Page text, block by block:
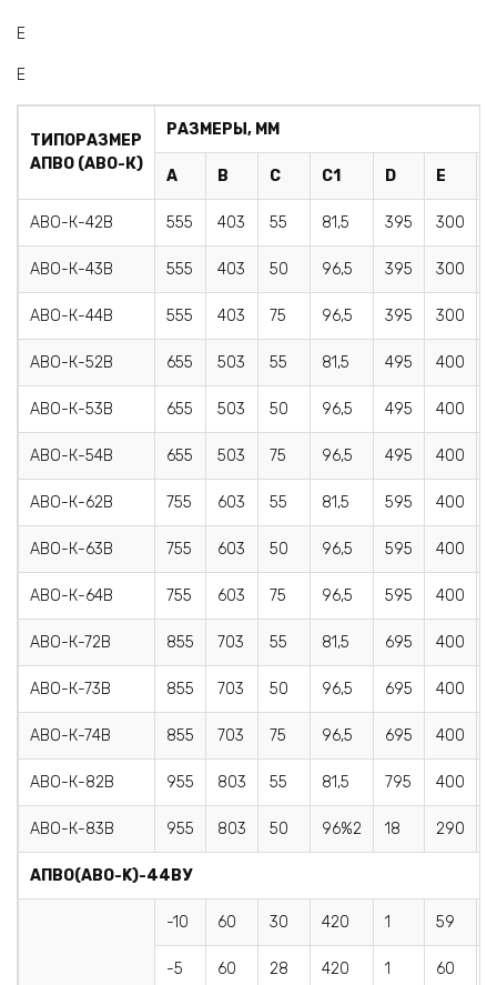
E
E
ТИПОРАЗМЕР
АПВО (АВО-К)
РАЗМЕРЫ, ММ
А В С С1 D Е
АВО-К-42В 555 403 55 81,5 395 300
АВО-К-43В 555 403 50 96,5 395 300
АВО-К-44В 555 403 75 96,5 395 300
АВО-К-52В 655 503 55 81,5 495 400
АВО-К-53В 655 503 50 96,5 495 400
АВО-К-54В 655 503 75 96,5 495 400
АВО-К-62В 755 603 55 81,5 595 400
АВО-К-63В 755 603 50 96,5 595 400
АВО-К-64В 755 603 75 96,5 595 400
АВО-К-72В 855 703 55 81,5 695 400
АВО-К-73В 855 703 50 96,5 695 400
АВО-К-74В 855 703 75 96,5 695 400
АВО-К-82В 955 803 55 81,5 795 400
АВО-К-83В 955 803 50 96%2 18 290
AПBO(АВО-K)-44BУ
-10 60 30 420 1 59
-5 60 28 420 1 60